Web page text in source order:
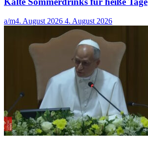
a/m4. August 2026 4. August 2026